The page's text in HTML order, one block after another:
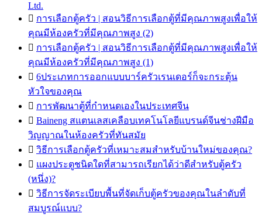
Ltd.
 การเลือกตู้ครัว | สอนวิธีการเลือกตู้ที่มีคุณภาพสูงเพื่อให้
คุณมีห้องครัวที่มีคุณภาพสูง (2)
 การเลือกตู้ครัว | สอนวิธีการเลือกตู้ที่มีคุณภาพสูงเพื่อให้
คุณมีห้องครัวที่มีคุณภาพสูง (1)
 6ประเภทการออกแบบบาร์ครัวเรนเดอร์ก็จะกระตุ้น
หัวใจของคุณ
 การพัฒนาตู้ที่กำหนดเองในประเทศจีน
 Baineng สแตนเลสเคลือบเทคโนโลยีแบรนด์จีนช่างฝีมือ
วิญญาณในห้องครัวที่ทันสมัย
 วิธีการเลือกตู้ครัวที่เหมาะสมสำหรับบ้านใหม่ของคุณ?
 แผงประตูชนิดใดที่สามารถเรียกได้ว่าดีสำหรับตู้ครัว
(หนึ่ง)?
 วิธีการจัดระเบียบพื้นที่จัดเก็บตู้ครัวของคุณในลำดับที่
สมบูรณ์แบบ?